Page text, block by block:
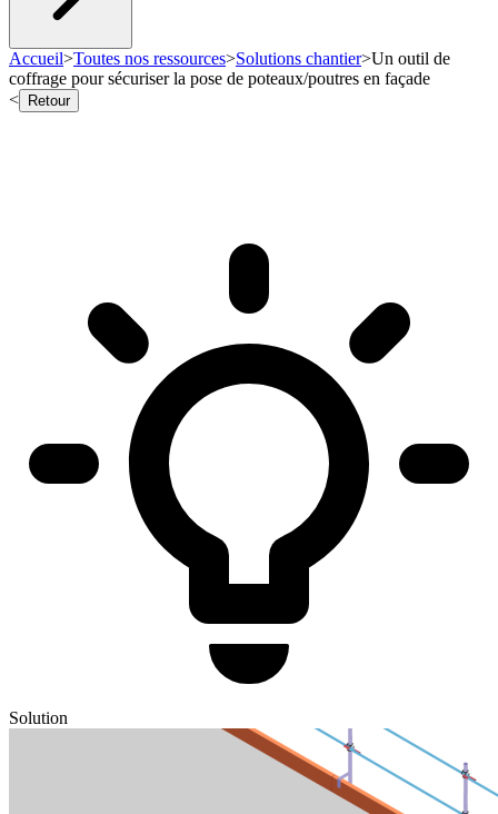
Accueil>Toutes nos ressources>Solutions chantier>Un outil de
coffrage pour sécuriser la pose de poteaux/poutres en façade
<
Retour
Solution